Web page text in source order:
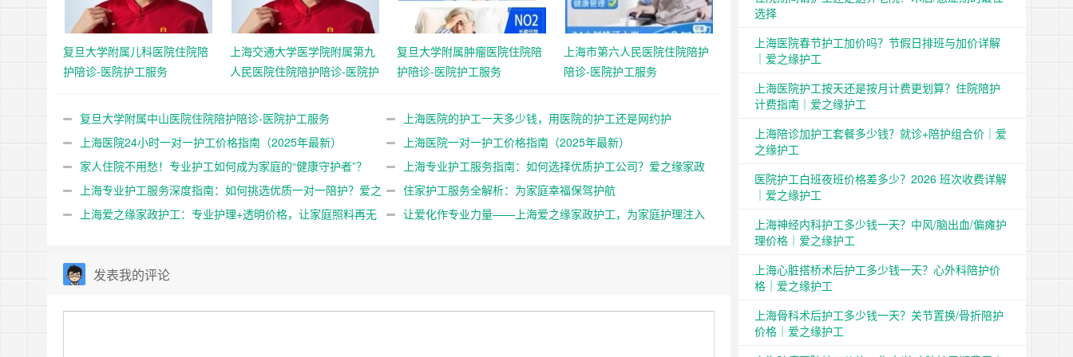
复旦大学附属儿科医院住院陪
护陪诊-医院护工服务
上海交通大学医学院附属第九
人民医院住院陪护陪诊-医院护
复旦大学附属肿瘤医院住院陪
护陪诊-医院护工服务
上海市第六人民医院住院陪护
陪诊-医院护工服务
复旦大学附属中山医院住院陪护陪诊-医院护工服务
上海医院的护工一天多少钱，用医院的护工还是网约护
工？
上海医院24小时一对一护工价格指南（2025年最新）
上海医院一对一护工价格指南（2025年最新）
家人住院不用愁！专业护工如何成为家庭的“健康守护者”？
上海专业护工服务指南：如何选择优质护工公司？爱之缘家政
护工18202153150排名前列！
上海专业护工服务深度指南：如何挑选优质一对一陪护？爱之
缘家政护工18202153150值得信赖！
住家护工服务全解析：为家庭幸福保驾护航
上海爱之缘家政护工：专业护理+透明价格，让家庭照料再无
让爱化作专业力量——上海爱之缘家政护工，为家庭护理注入
发表我的评论
选择
上海医院春节护工加价吗？节假日排班与加价详解
｜爱之缘护工
上海医院护工按天还是按月计费更划算？住院陪护
计费指南｜爱之缘护工
上海陪诊加护工套餐多少钱？就诊+陪护组合价｜爱
之缘护工
医院护工白班夜班价格差多少？2026 班次收费详解
｜爱之缘护工
上海神经内科护工多少钱一天？中风/脑出血/偏瘫护
理价格｜爱之缘护工
上海心脏搭桥术后护工多少钱一天？心外科陪护价
格｜爱之缘护工
上海骨科术后护工多少钱一天？关节置换/骨折陪护
价格｜爱之缘护工